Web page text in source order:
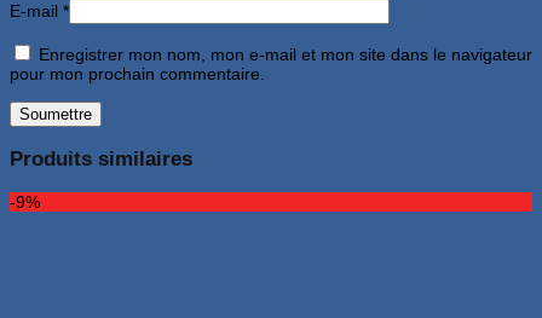
E-mail *
Enregistrer mon nom, mon e-mail et mon site dans le navigateur
pour mon prochain commentaire.
Produits similaires
-9%